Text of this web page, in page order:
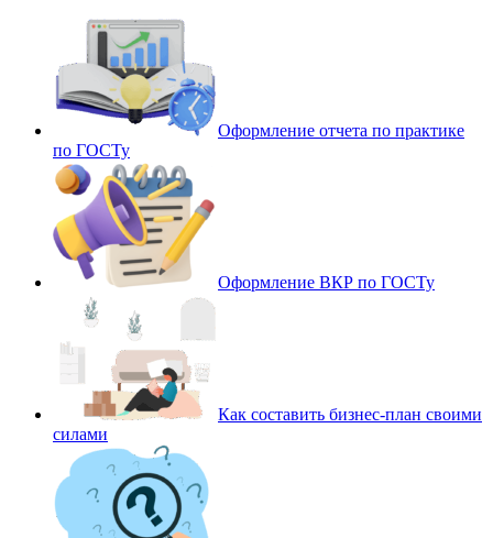
Оформление отчета по практике
по ГОСТу
Оформление ВКР по ГОСТу
Как составить бизнес-план своими
силами